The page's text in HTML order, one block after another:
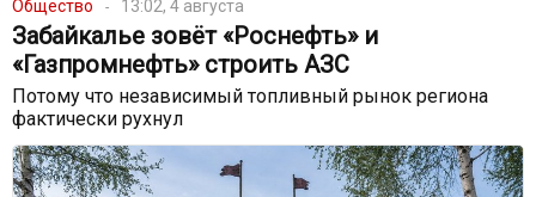
Общество 13:02, 4 августа
Забайкалье зовёт «Роснефть» и
«Газпромнефть» строить АЗС
Потому что независимый топливный рынок региона
фактически рухнул